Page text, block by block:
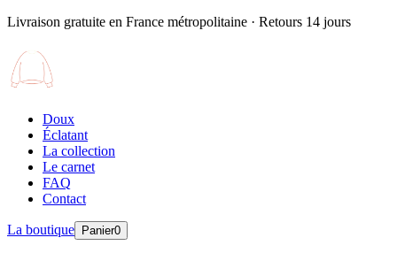
Livraison gratuite en France métropolitaine · Retours 14 jours
Doux
Éclatant
La collection
Le carnet
FAQ
Contact
La boutique Panier0